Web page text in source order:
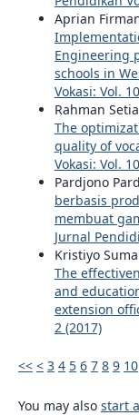
Aprian
Engineering
schools in
Vokasi: Vol.
Rahman
The
quality of
Vokasi: Vol.
Pardjono
berbasis
membuat
Jurnal
Kristiyo
The
and
extension
2 (2017)
<< < 3 4 5 6 7 8 9 10
You may also start